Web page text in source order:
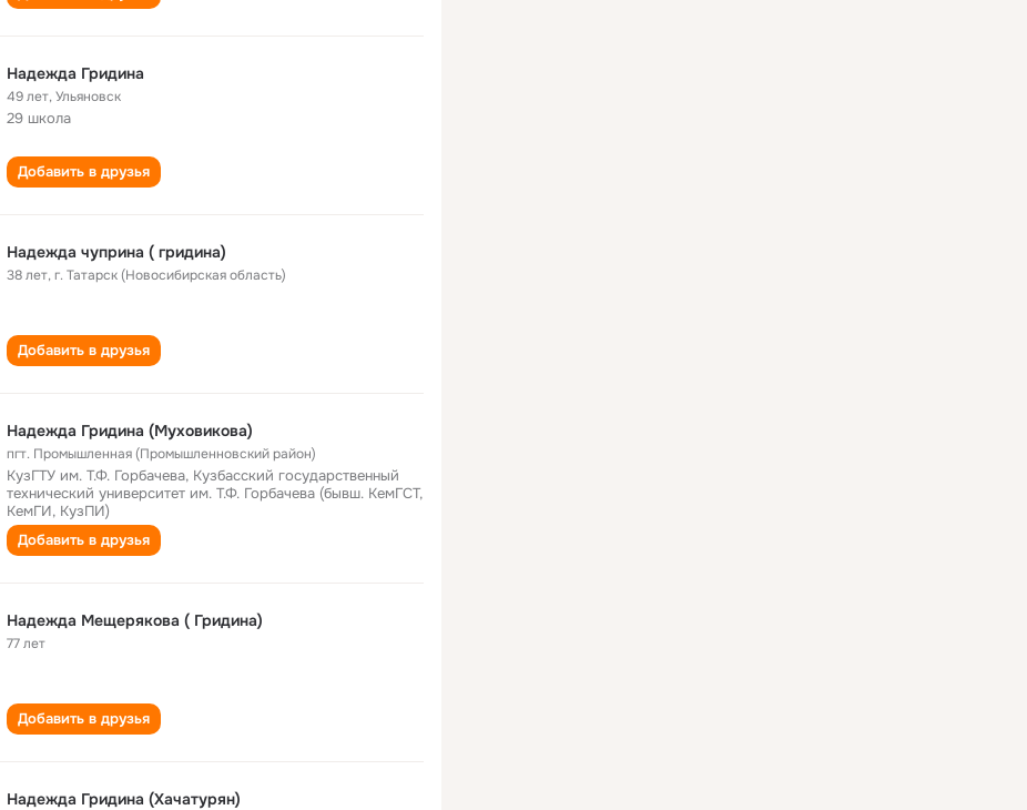
Надежда Гридина
49 лет,Ульяновск
29 школа
Добавить в друзья
Надежда чуприна ( гридина)
38 лет,г. Татарск (Новосибирская область)
Добавить в друзья
Надежда Гридина (Муховикова)
пгт. Промышленная (Промышленновский район)
КузГТУ им. Т.Ф. Горбачева, Кузбасский государственный
технический университет им. Т.Ф. Горбачева (бывш. КемГСТ,
КемГИ, КузПИ)
Добавить в друзья
Надежда Мещерякова ( Гридина)
77 лет
Добавить в друзья
Надежда Гридина (Хачатурян)